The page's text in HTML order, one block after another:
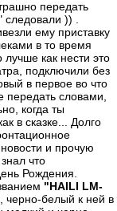
передать
следовали )) .
ему приставку
в то время
как нести это
подключили без
в первое во что
передать словами,
когда ты
в сказке... Долго
и прочую
что
Рождения.
"HAILI LM-
черно-белый к ней в